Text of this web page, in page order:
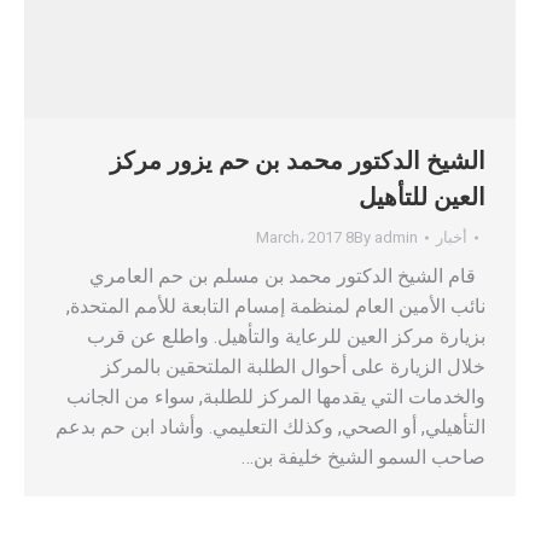
الشيخ الدكتور محمد بن حم يزور مركز
العين للتأهيل
أخبار By admin 8 March، 2017
قام الشيخ الدكتور محمد بن مسلم بن حم العامري
نائب الأمين العام لمنظمة إمسام التابعة للأمم المتحدة,
بزيارة مركز العين للرعاية والتأهيل. واطلع عن قرب
خلال الزيارة على أحوال الطلبة الملتحقين بالمركز
والخدمات التي يقدمها المركز للطلبة, سواء من الجانب
التأهيلي, أو الصحي, وكذلك التعليمي. وأشاد ابن حم بدعم
صاحب السمو الشيخ خليفة بن…